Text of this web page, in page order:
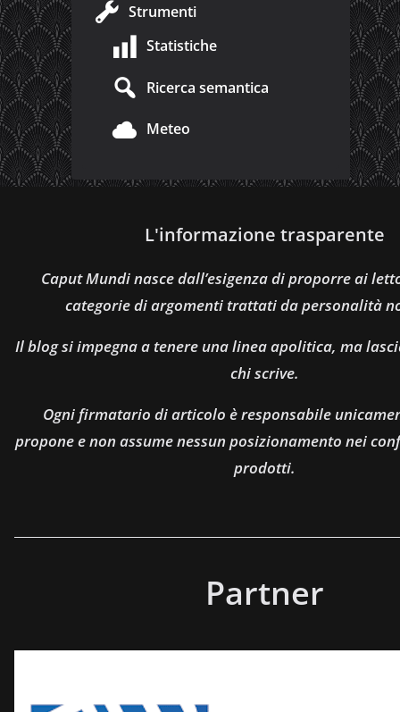
Strumenti
Statistiche
Ricerca semantica
Meteo
L'informazione trasparente
Caput Mundi nasce dall’esigenza di proporre ai
categorie di argomenti trattati da personalità
Il blog si impegna a tenere una linea apolitica, ma
chi scrive.
Ogni firmatario di articolo è responsabile
propone e non assume nessun posizionamento nei
prodotti.
Partner